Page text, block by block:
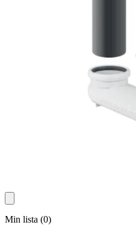
Min lista (0)